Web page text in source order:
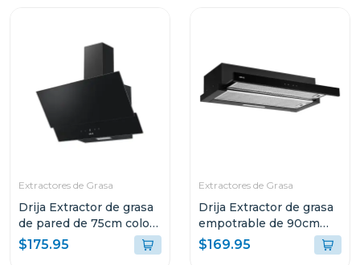
Extractores de Grasa
Drija Extractor de grasa
de pared de 75cm color
negro
$175.95
Extractores de Grasa
Drija Extractor de grasa
empotrable de 90cm
color negro
$169.95